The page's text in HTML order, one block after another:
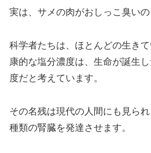
実は、サメの肉がおしっこ臭いの
科学者たちは、ほとんどの生き
康的な塩分濃度は、生命が誕生
度だと考えています。
その名残は現代の人間にも見ら
種類の腎臓を発達させます。